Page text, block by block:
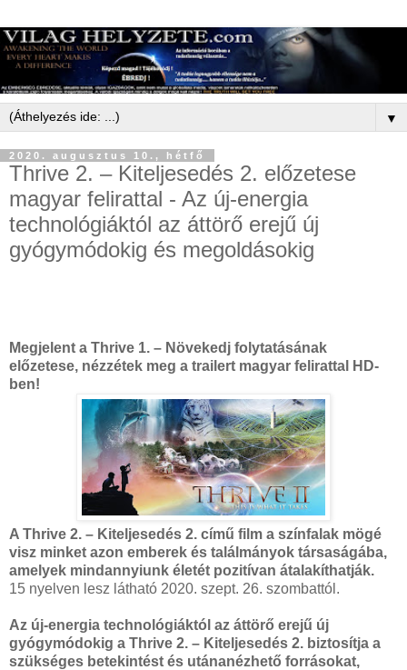
▼
2020. augusztus 10., hétfő
Thrive 2. – Kiteljesedés 2. előzetese
magyar felirattal - Az új-energia
technológiáktól az áttörő erejű új
gyógymódokig és megoldásokig
Megjelent a Thrive 1. – Növekedj folytatásának
előzetese, nézzétek meg a trailert magyar felirattal HD-
ben!
A Thrive 2. – Kiteljesedés 2. című film a színfalak mögé
visz minket azon emberek és találmányok társaságába,
amelyek mindannyiunk életét pozitívan átalakíthatják.
15 nyelven lesz látható 2020. szept. 26. szombattól.
Az új-energia technológiáktól az áttörő erejű új
gyógymódokig a Thrive 2. – Kiteljesedés 2. biztosítja a
szükséges betekintést és utánanézhető forrásokat,